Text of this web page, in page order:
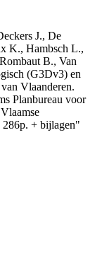
J., De
K., Hambsch L.,
B., Van
(G3Dv3) en
Vlaanderen.
Planbureau voor
+ bijlagen"